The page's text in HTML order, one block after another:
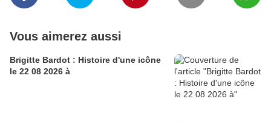
Vous aimerez aussi
Brigitte Bardot : Histoire d'une icône
le 22 08 2026 à